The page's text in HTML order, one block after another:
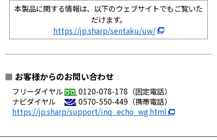
本製品に関する情報は、以下のウェブサイトでもご覧いた
だけます。
https://jp.sharp/sentaku/uw/
■ お客様からのお問い合わせ
フリーダイヤル
0120-078-178（固定電話）
ナビダイヤル
0570-550-449（携帯電話）
https://jp.sharp/support/inq_echo_wg.html